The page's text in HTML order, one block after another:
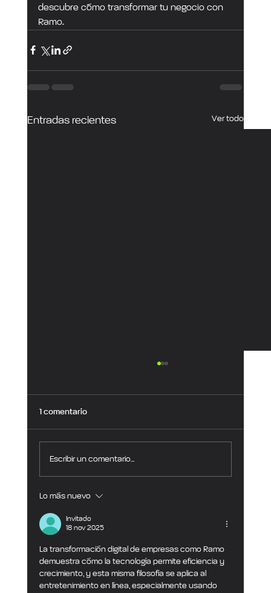
descubre cómo transformar tu negocio con
Ramo.
Entradas recientes Ver todo
mercado ecuatoriano también necesita
jugar como selección grande. Gestión
empresarial Ecuador: cómo crecer con
SAP Business One
1 comentario
Escribir un comentario...
Lo más nuevo
Invitado
18 nov 2025
La transformación digital de empresas como Ramo
demuestra cómo la tecnología permite eficiencia y
crecimiento, y esta misma filosofía se aplica al
entretenimiento en línea, especialmente usando